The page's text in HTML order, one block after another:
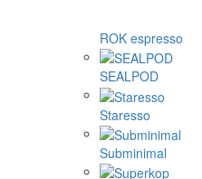
ROK espresso
SEALPOD
Staresso
Subminimal